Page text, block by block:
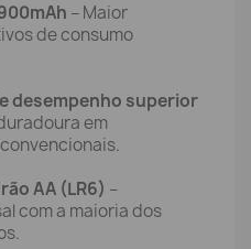
– Maior
de consumo
desempenho superior
em
AA (LR6) –
com a maioria dos